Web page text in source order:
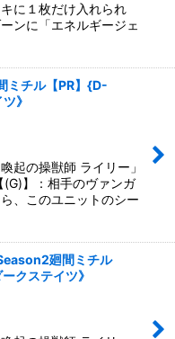
に１枚だけ入れられ
ンに「エネルギージェ
チル【PR】{D-
》
起の操獣師 ライリー」
】：相手のヴァンガ
、このユニットのシー
廻間ミチル
クステイツ》